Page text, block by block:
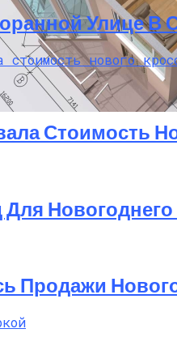
Квартир,
Улице В
Стоимость
Новогоднего
Продажи Нового